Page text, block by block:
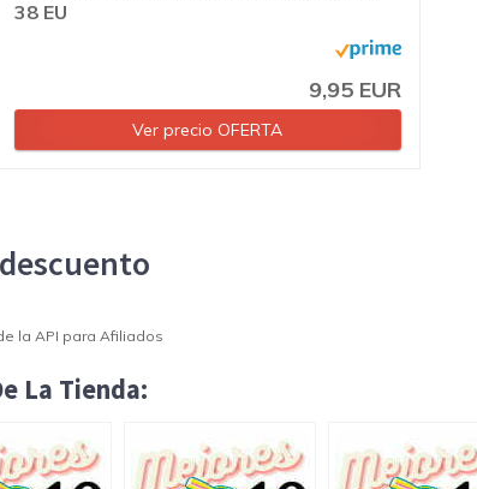
38 EU
9,95 EUR
Ver precio OFERTA
la API para Afiliados
La Tienda: